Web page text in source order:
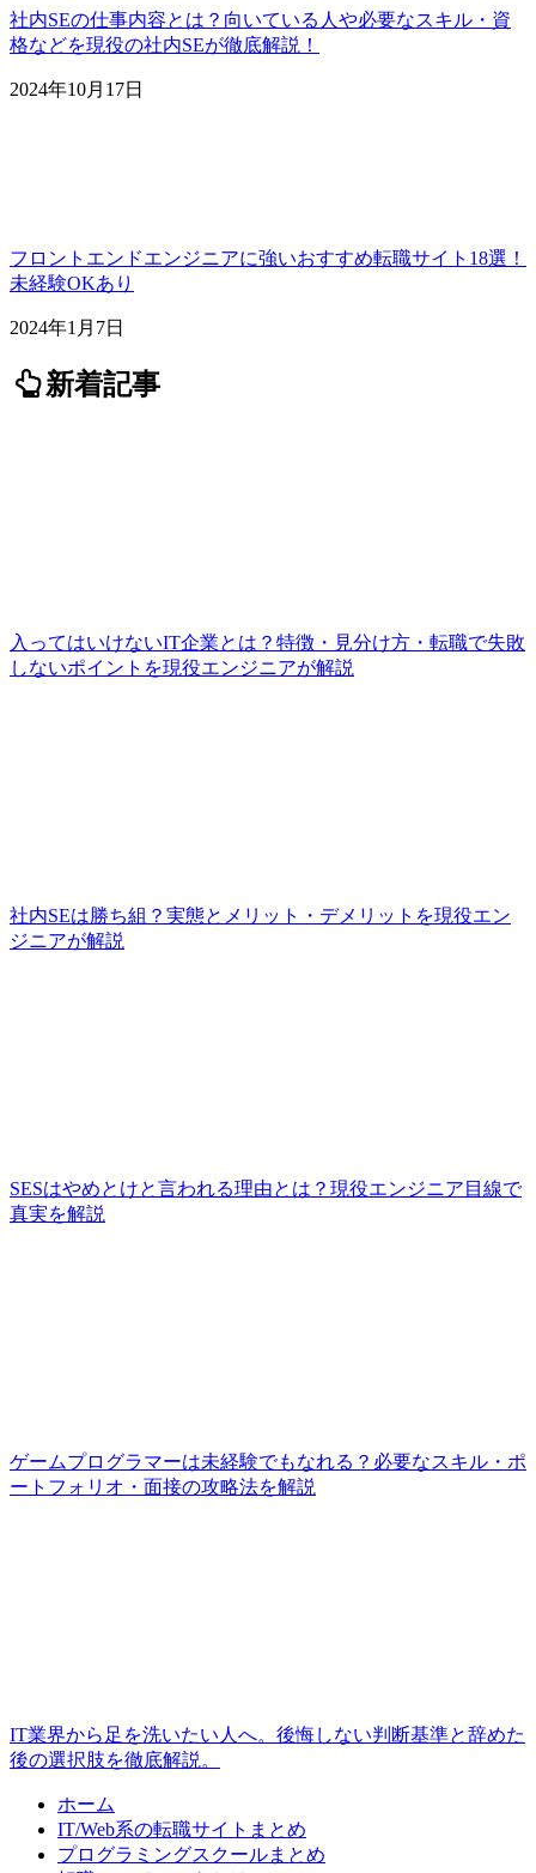
社内SEの仕事内容とは？向いている人や必要なスキル・資
格などを現役の社内SEが徹底解説！
2024年10月17日
フロントエンドエンジニアに強いおすすめ転職サイト18選！
未経験OKあり
2024年1月7日
新着記事
入ってはいけないIT企業とは？特徴・見分け方・転職で失敗
しないポイントを現役エンジニアが解説
社内SEは勝ち組？実態とメリット・デメリットを現役エン
ジニアが解説
SESはやめとけと言われる理由とは？現役エンジニア目線で
真実を解説
ゲームプログラマーは未経験でもなれる？必要なスキル・ポ
ートフォリオ・面接の攻略法を解説
IT業界から足を洗いたい人へ。後悔しない判断基準と辞めた
後の選択肢を徹底解説。
ホーム
IT/Web系の転職サイトまとめ
プログラミングスクールまとめ